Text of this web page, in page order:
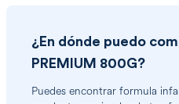
¿En dónde puedo
PREMIUM 800G?
Puedes encontrar formula